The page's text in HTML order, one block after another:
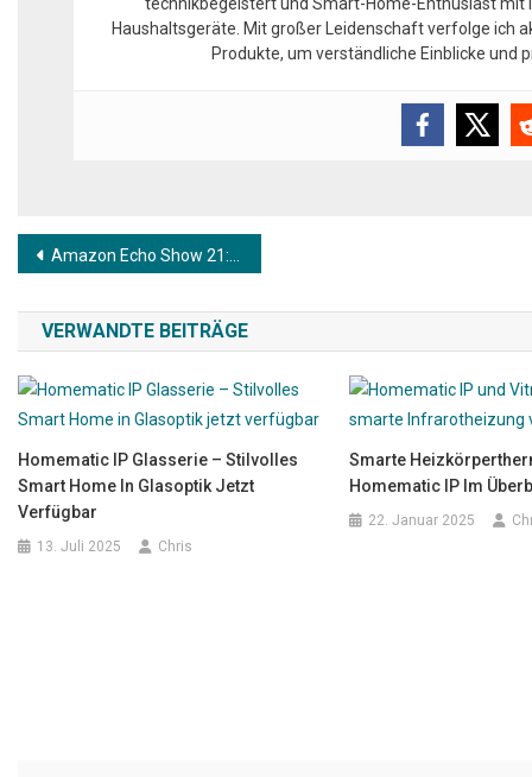
Haushaltsgeräte. Mit großer Leidenschaft verfolge ich
Produkte, um verständliche Einblicke und
Beitragsnavigation
Amazon Echo Show 21: Großes Smart Display zur Steuerung vom Smart Home
VERWANDTE BEITRÄGE
Homematic IP Glasserie – Stilvolles
Smart Home In Glasoptik Jetzt
Verfügbar
13. Juli 2025 Chris
Smarte
Homematic IP Im
22. Januar 2025